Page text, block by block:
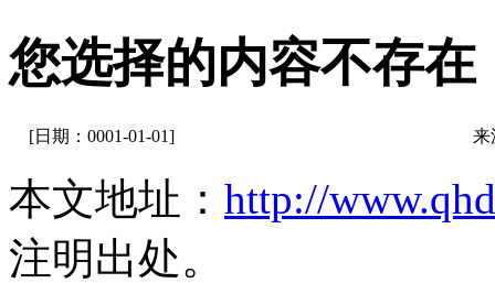
您选择的内容不存在
[日期：0001-01-01] 来
本文地址： http://
注明出处。